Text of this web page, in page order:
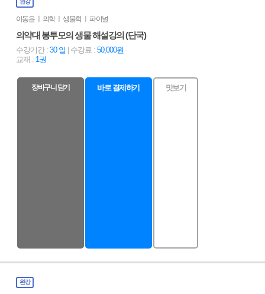
완강
이동윤 ㅣ 의학 ㅣ 생물학 ㅣ 파이널
의약대 봉투모의 생물 해설강의 (단국)
수강기간 : 30 일 | 수강료 : 50,000원
교재 : 1권
장바구니 담기 바로 결제하기 맛보기
완강